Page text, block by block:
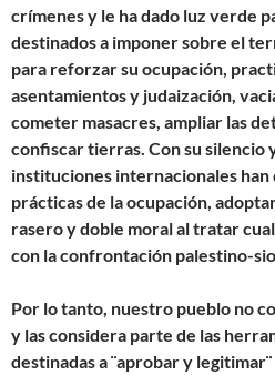
crímenes y le ha dado luz verde
destinados a imponer sobre el
para reforzar su ocupación,
asentamientos y judaización,
cometer masacres, ampliar las
confiscar tierras. Con su silencio
instituciones internacionales han
prácticas de la ocupación,
rasero y doble moral al tratar
con la confrontación palestino-
Por lo tanto, nuestro pueblo no
y las considera parte de las
destinadas a ¨aprobar y